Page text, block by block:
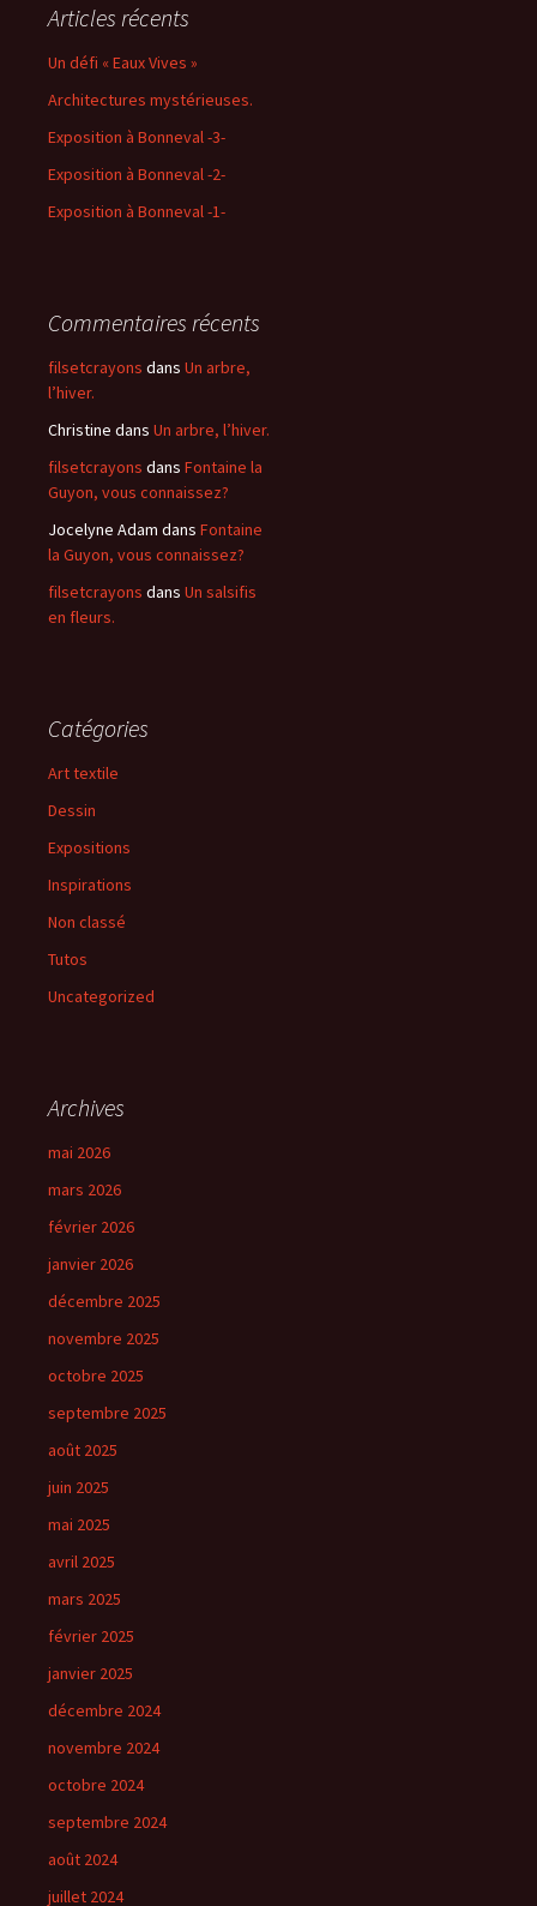
Articles récents
Un défi « Eaux Vives »
Architectures mystérieuses.
Exposition à Bonneval -3-
Exposition à Bonneval -2-
Exposition à Bonneval -1-
Commentaires récents
filsetcrayons dans Un arbre,
l’hiver.
Christine dans Un arbre, l’hiver.
filsetcrayons dans Fontaine la
Guyon, vous connaissez?
Jocelyne Adam dans Fontaine
la Guyon, vous connaissez?
filsetcrayons dans Un salsifis
en fleurs.
Catégories
Art textile
Dessin
Expositions
Inspirations
Non classé
Tutos
Uncategorized
Archives
mai 2026
mars 2026
février 2026
janvier 2026
décembre 2025
novembre 2025
octobre 2025
septembre 2025
août 2025
juin 2025
mai 2025
avril 2025
mars 2025
février 2025
janvier 2025
décembre 2024
novembre 2024
octobre 2024
septembre 2024
août 2024
juillet 2024